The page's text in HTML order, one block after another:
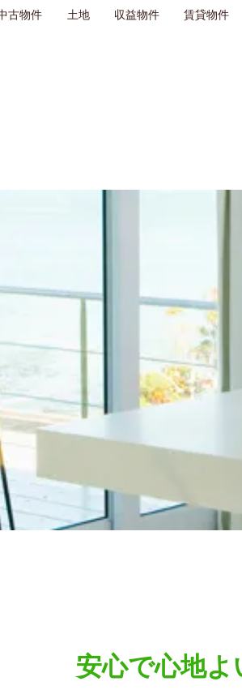
古物件 土地 収益物件 賃貸物件
安心で心地